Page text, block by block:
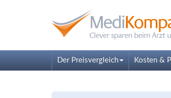
Der Preisvergleich Kosten &